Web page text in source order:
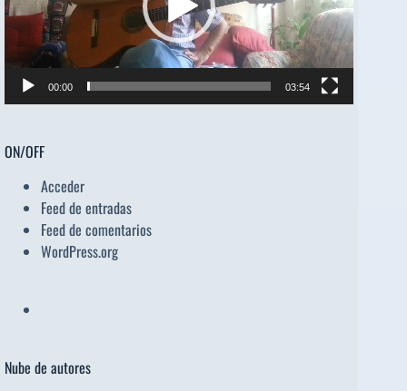
00:00 03:54
ON/OFF
Acceder
Feed de entradas
Feed de comentarios
WordPress.org
Nube de autores